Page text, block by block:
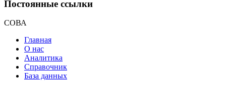
Постоянные ссылки
СОВА
Главная
О нас
Аналитика
Справочник
База данных